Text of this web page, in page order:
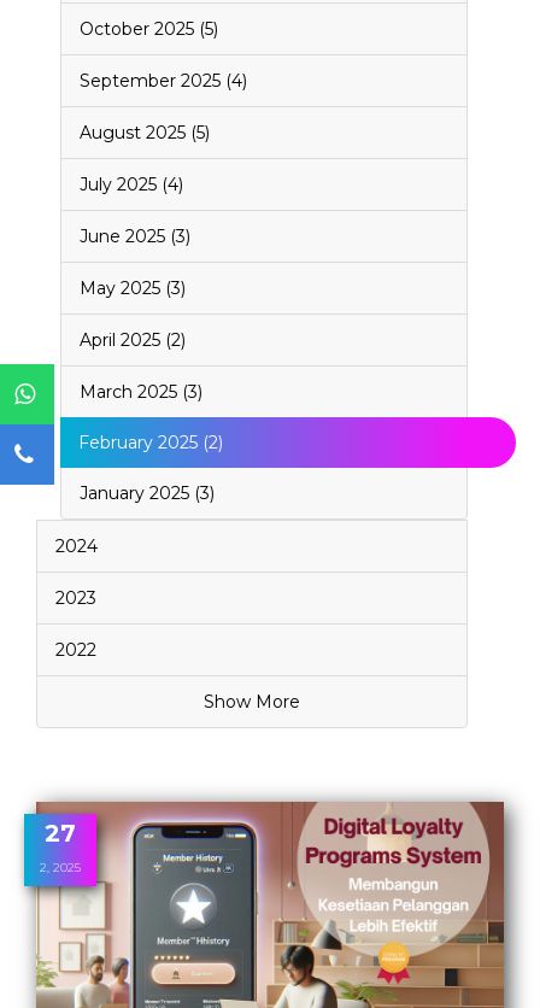
October 2025 (5)
September 2025 (4)
August 2025 (5)
July 2025 (4)
June 2025 (3)
May 2025 (3)
April 2025 (2)
March 2025 (3)
February 2025 (2)
January 2025 (3)
2024
2023
2022
Show More
27
2, 2025